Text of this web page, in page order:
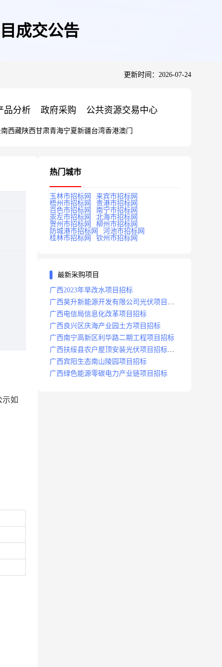
成交公告
更新时间：2026-07-24
品分析 政府采购 公共资源交易中心
西藏陕西甘肃青海宁夏新疆台湾香港澳门
示如
热门城市
玉林市招标网
来宾市招标网
梧州市招标网
贵港市招标网
百色市招标网
南宁市招标网
崇左市招标网
北海市招标网
贺州市招标网
柳州市招标网
防城港市招标网
河池市招标网
桂林市招标网
钦州市招标网
最新采购项目
广西2023年旱改水项目招标
广西昊升新能源开发有限公司光伏项目招
标
广西电信局信息化改革项目招标
广西良兴区庆海产业园土方项目招标
广西南宁高新区利华路二期工程项目招标
广西扶绥县农户屋顶安装光伏项目招标公
告
广西宾阳生态南山陵园项目招标
广西绿色能源零碳电力产业链项目招标